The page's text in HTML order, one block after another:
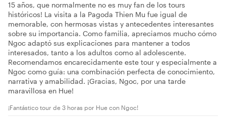
15 años, que normalmente no es muy fan de los tours
históricos! La visita a la Pagoda Thien Mu fue igual de
memorable, con hermosas vistas y antecedentes interesantes
sobre su importancia. Como familia, apreciamos mucho cómo
Ngoc adaptó sus explicaciones para mantener a todos
interesados, tanto a los adultos como al adolescente.
Recomendamos encarecidamente este tour y especialmente a
Ngoc como guía: una combinación perfecta de conocimiento,
narrativa y amabilidad. ¡Gracias, Ngoc, por una tarde
maravillosa en Hue!
¡Fantástico tour de 3 horas por Hue con Ngoc!